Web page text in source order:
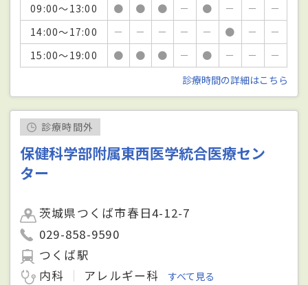
09:00～13:00
● ● ● － ● － －
－
14:00～17:00
－ － － － － ● －
－
15:00～19:00
● ● ● － ● － －
－
診療時間の詳細はこちら
診療時間外
保健科学部附属東西医学統合医療セン
ター
茨城県つくば市春日4-12-7
029-858-9590
つくば駅
内科
アレルギー科 すべて見る